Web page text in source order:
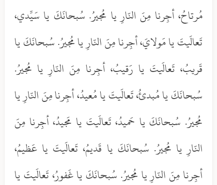
مُرتاحُ، أجِرنا مِنَ النّارِ يا مُجيرُ. سُبحانَكَ يا سَيِّدي،
تَعالَيتَ يا مَولايَ، أجِرنا مِنَ النّارِ يا مُجيرُ. سُبحانَكَ يا
قَريبُ، تَعالَيتَ يا رَقيبُ، أجِرنا مِنَ النّارِ يا مُجيرُ.
سُبحانَكَ يا مُبدئُ، تَعالَيتَ يا مُعيدُ، أجِرنا مِنَ النّارِ يا
مُجيرُ. سُبحانَكَ يا حَميدُ، تَعالَيتَ يا مَجيدُ، أجِرنا مِنَ
النّارِ يا مُجيرُ. سُبحانَكَ يا قَديمُ، تَعالَيتَ يا عَظيمُ،
أجِرنا مِنَ النّارِ يا مُجيرُ. سُبحانَكَ يا غَفورُ، تَعالَيتَ يا